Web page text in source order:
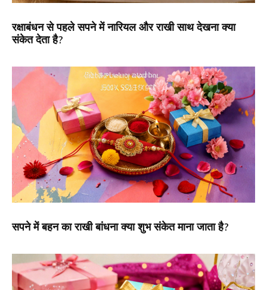
रक्षाबंधन से पहले सपने में नारियल और राखी साथ देखना क्या
संकेत देता है?
सपने में बहन का राखी बांधना क्या शुभ संकेत माना जाता है?